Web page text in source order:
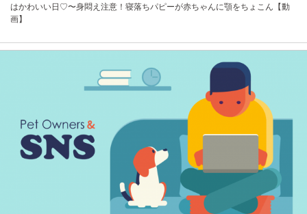
はかわいい日♡〜身悶え注意！寝落ちパピーが赤ちゃんに顎をちょこん【動
画】